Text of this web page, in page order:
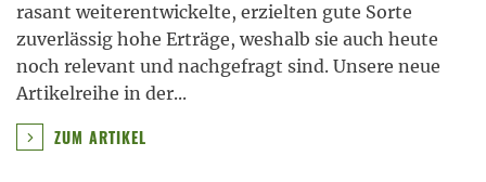
rasant weiterentwickelte, erzielten gute Sorte
zuverlässig hohe Erträge, weshalb sie auch heute
noch relevant und nachgefragt sind. Unsere neue
Artikelreihe in der...
ZUM ARTIKEL